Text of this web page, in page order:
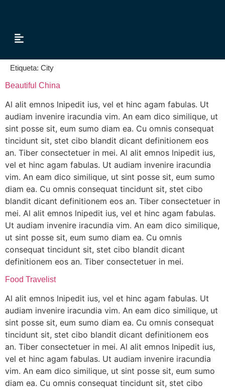
Etiqueta: City
Beautiful China
Al alit emnos lnipedit ius, vel et hinc agam fabulas. Ut
audiam invenire iracundia vim. An eam dico similique, ut
sint posse sit, eum sumo diam ea. Cu omnis consequat
tincidunt sit, stet cibo blandit dicant definitionem eos
an. Tiber consectetuer in mei. Al alit emnos lnipedit ius,
vel et hinc agam fabulas. Ut audiam invenire iracundia
vim. An eam dico similique, ut sint posse sit, eum sumo
diam ea. Cu omnis consequat tincidunt sit, stet cibo
blandit dicant definitionem eos an. Tiber consectetuer in
mei. Al alit emnos lnipedit ius, vel et hinc agam fabulas.
Ut audiam invenire iracundia vim. An eam dico similique,
ut sint posse sit, eum sumo diam ea. Cu omnis
consequat tincidunt sit, stet cibo blandit dicant
definitionem eos an. Tiber consectetuer in mei.
Food Travelist
Al alit emnos lnipedit ius, vel et hinc agam fabulas. Ut
audiam invenire iracundia vim. An eam dico similique, ut
sint posse sit, eum sumo diam ea. Cu omnis consequat
tincidunt sit, stet cibo blandit dicant definitionem eos
an. Tiber consectetuer in mei. Al alit emnos lnipedit ius,
vel et hinc agam fabulas. Ut audiam invenire iracundia
vim. An eam dico similique, ut sint posse sit, eum sumo
diam ea. Cu omnis consequat tincidunt sit, stet cibo